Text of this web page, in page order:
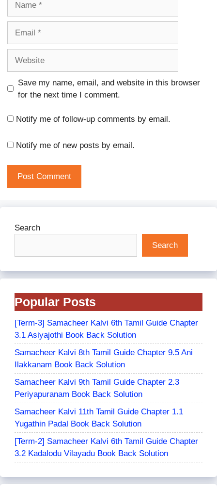
Save my name, email, and website in this browser
for the next time I comment.
Notify me of follow-up comments by email.
Notify me of new posts by email.
Search
Search
Popular Posts
[Term-3] Samacheer Kalvi 6th Tamil Guide Chapter
3.1 Asiyajothi Book Back Solution
Samacheer Kalvi 8th Tamil Guide Chapter 9.5 Ani
Ilakkanam Book Back Solution
Samacheer Kalvi 9th Tamil Guide Chapter 2.3
Periyapuranam Book Back Solution
Samacheer Kalvi 11th Tamil Guide Chapter 1.1
Yugathin Padal Book Back Solution
[Term-2] Samacheer Kalvi 6th Tamil Guide Chapter
3.2 Kadalodu Vilayadu Book Back Solution